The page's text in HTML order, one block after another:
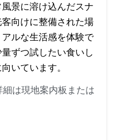
景に溶け込んだスナ
向けに整備された場
ルな生活感を体験で
ずつ試したい食いし
いています。
は現地案内板または